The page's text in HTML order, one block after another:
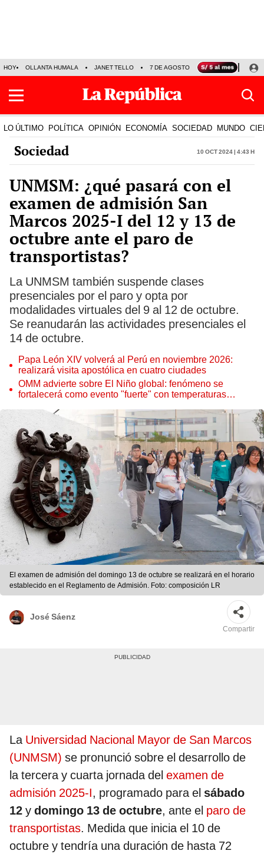
HOY OLLANTA HUMALA JANET TELLO 7 DE AGOSTO TINKA RESULTADOS
LO ÚLTIMO POLÍTICA OPINIÓN ECONOMÍA SOCIEDAD MUNDO
Sociedad 10 Oct 2024 | 4:43 h
UNMSM: ¿qué pasará con el
examen de admisión San
Marcos 2025-I del 12 y 13 de
octubre ante el paro de
transportistas?
La UNMSM también suspende clases
presenciales por el paro y opta por
modalidades virtuales del 9 al 12 de octubre.
Se reanudarán las actividades presenciales el
14 de octubre.
Papa León XIV volverá al Perú en noviembre 2026:
realizará visita apostólica en cuatro ciudades
OMM advierte sobre El Niño global: fenómeno se
fortalecerá como evento "fuerte" con temperaturas
El examen de admisión del domingo 13 de octubre se realizará en el horario
establecido en el Reglamento de Admisión. Foto: composición LR
José Sáenz
Compartir
LaUniversidad Nacional Mayor de San Marcos
(UNMSM) se pronunció sobre el desarrollo de
la tercera y cuarta jornada del examen de
admisión 2025-I, programado para el sábado
12 y domingo 13 de octubre, ante el paro de
transportistas. Medida que inicia el 10 de
octubre y tendría una duración de hasta 72